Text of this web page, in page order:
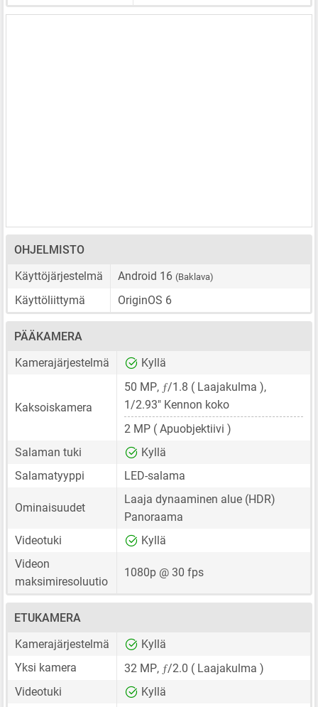
OHJELMISTO
Käyttöjärjestelmä
Android 16 (Baklava)
Käyttöliittymä OriginOS 6
PÄÄKAMERA
Kamerajärjestelmä
Kyllä
Kaksoiskamera
50 MP, ƒ/1.8 ( Laajakulma ),
1/2.93" Kennon koko
2 MP ( Apuobjektiivi )
Salaman tuki
Kyllä
Salamatyyppi
LED-salama
Ominaisuudet
Laaja dynaaminen alue (HDR)
Panoraama
Videotuki
Kyllä
Videon
maksimiresoluutio
1080p @ 30 fps
ETUKAMERA
Kamerajärjestelmä
Kyllä
Yksi kamera
32 MP, ƒ/2.0 ( Laajakulma )
Videotuki
Kyllä